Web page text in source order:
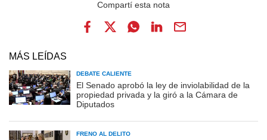
MÁS LEÍDAS
DEBATE CALIENTE
El Senado aprobó la ley de inviolabilidad de la
propiedad privada y la giró a la Cámara de
Diputados
FRENO AL DELITO